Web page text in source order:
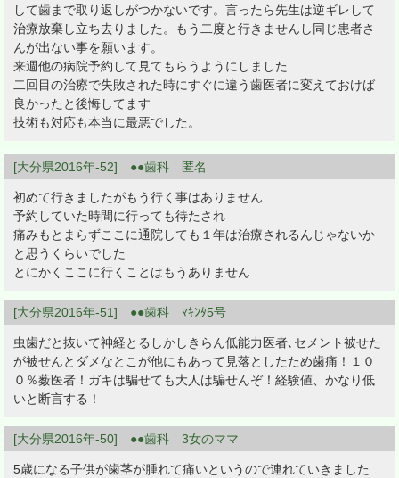
して歯まで取り返しがつかないです。言ったら先生は逆ギレして
治療放棄し立ち去りました。もう二度と行きませんし同じ患者さ
んが出ない事を願います。
来週他の病院予約して見てもらうようにしました
二回目の治療で失敗された時にすぐに違う歯医者に変えておけば
良かったと後悔してます
技術も対応も本当に最悪でした。
[大分県2016年-52] ●●歯科 匿名
初めて行きましたがもう行く事はありません
予約していた時間に行っても待たされ
痛みもとまらずここに通院しても１年は治療されるんじゃないか
と思うくらいでした
とにかくここに行くことはもうありません
[大分県2016年-51] ●●歯科 ﾏｷﾝﾀ5号
虫歯だと抜いて神経とるしかしきらん低能力医者､セメント被せた
が被せんとダメなとこが他にもあって見落としたため歯痛！１０
０％薮医者！ガキは騙せても大人は騙せんぞ！経験値、かなり低
いと断言する！
[大分県2016年-50] ●●歯科 3女のママ
5歳になる子供が歯茎が腫れて痛いというので連れていきました